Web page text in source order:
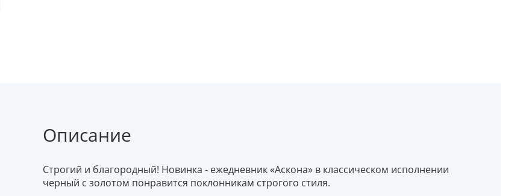
Описание
Строгий и благородный! Новинка - ежедневник «Аскона» в классическом исполнении
черный с золотом понравится поклонникам строгого стиля.